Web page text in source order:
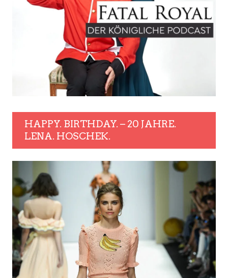
HAPPY. BIRTHDAY. – 20 JAHRE.
LENA. HOSCHEK.